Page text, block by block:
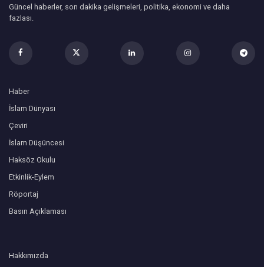
Güncel haberler, son dakika gelişmeleri, politika, ekonomi ve daha
fazlası.
Haber
İslam Dünyası
Çeviri
İslam Düşüncesi
Haksöz Okulu
Etkinlik-Eylem
Röportaj
Basın Açıklaması
Hakkımızda